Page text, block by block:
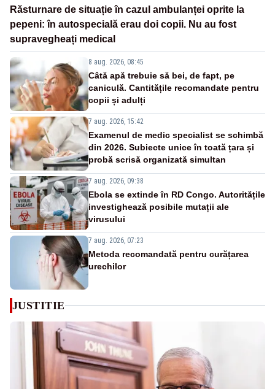
Răsturnare de situație în cazul ambulanței oprite la
pepeni: în autospecială erau doi copii. Nu au fost
supravegheați medical
8 aug. 2026, 08:45
Câtă apă trebuie să bei, de fapt, pe
caniculă. Cantitățile recomandate pentru
copii și adulți
7 aug. 2026, 15:42
Examenul de medic specialist se schimbă
din 2026. Subiecte unice în toată țara și
probă scrisă organizată simultan
7 aug. 2026, 09:38
Ebola se extinde în RD Congo. Autoritățile
investighează posibile mutații ale
virusului
7 aug. 2026, 07:23
Metoda recomandată pentru curățarea
urechilor
JUSTITIE